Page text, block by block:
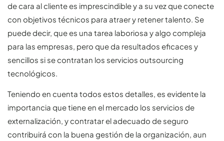
de cara al cliente es imprescindible y a su vez que conecte
con objetivos técnicos para atraer y retener talento. Se
puede decir, que es una tarea laboriosa y algo compleja
para las empresas, pero que da resultados eficaces y
sencillos si se contratan los servicios outsourcing
tecnológicos.
Teniendo en cuenta todos estos detalles, es evidente la
importancia que tiene en el mercado los servicios de
externalización, y contratar el adecuado de seguro
contribuirá con la buena gestión de la organización, aun